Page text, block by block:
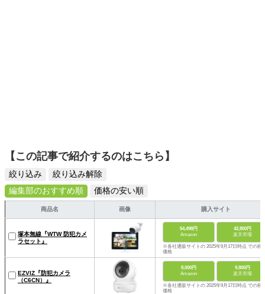
【この記事で紹介するのはこちら】
絞り込み
絞り込み解除
編集部のおすすめ順
価格の安い順
商品名 画像 購入サイト
塚本無線『WTW 防犯カメ
ラセット』
54,498円
Amazon
42,800円
楽天市場
※各社通販サイトの 2025年9月17日時点 での税
価格
EZVIZ『防犯カメラ
（C6CN）』
8,000円
Amazon
9,800円
楽天市場
※各社通販サイトの 2025年9月17日時点 での税
価格